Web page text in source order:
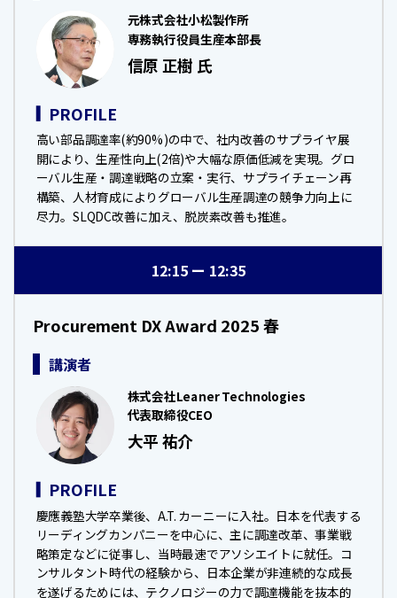
元株式会社小松製作所
専務執行役員生産本部長
信原 正樹 氏
PROFILE
高い部品調達率(約90%)の中で、社内改善のサプライヤ展
開により、生産性向上(2倍)や大幅な原価低減を実現。グロ
ーバル生産・調達戦略の立案・実行、サプライチェーン再
構築、人材育成によりグローバル生産調達の競争力向上に
尽力。SLQDC改善に加え、脱炭素改善も推進。
12:15 12:35
Procurement DX Award 2025 春
講演者
株式会社Leaner Technologies
代表取締役CEO
大平 祐介
PROFILE
慶應義塾大学卒業後、A.T. カーニーに入社。日本を代表する
リーディングカンパニーを中心に、主に調達改革、事業戦
略策定などに従事し、当時最速でアソシエイトに就任。コ
ンサルタント時代の経験から、日本企業が非連続的な成長
を遂げるためには、テクノロジーの力で調達機能を抜本的